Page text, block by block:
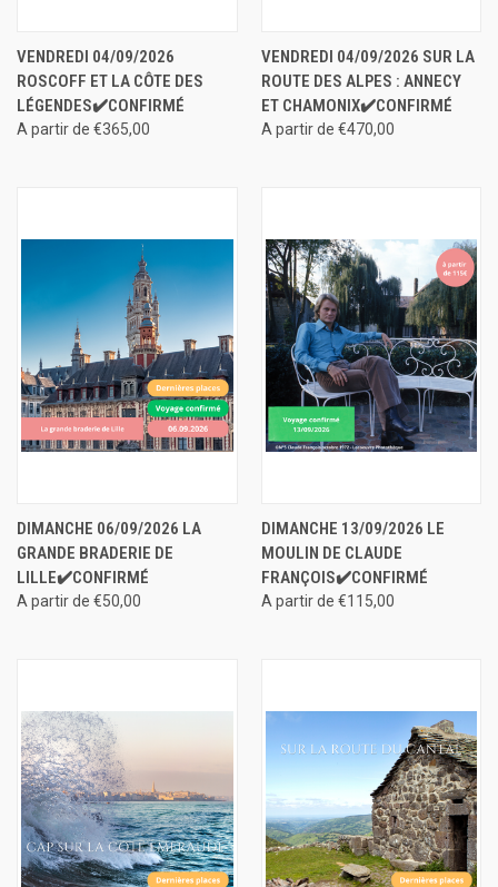
VENDREDI 04/09/2026
ROSCOFF ET LA CÔTE DES
LÉGENDES✔️CONFIRMÉ
A partir de €365,00
VENDREDI 04/09/2026 SUR LA
ROUTE DES ALPES : ANNECY
ET CHAMONIX✔️CONFIRMÉ
A partir de €470,00
DIMANCHE 06/09/2026 LA
GRANDE BRADERIE DE
LILLE✔️CONFIRMÉ
A partir de €50,00
DIMANCHE 13/09/2026 LE
MOULIN DE CLAUDE
FRANÇOIS✔️CONFIRMÉ
A partir de €115,00